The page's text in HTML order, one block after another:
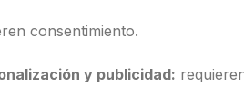
consentimiento.
y publicidad: